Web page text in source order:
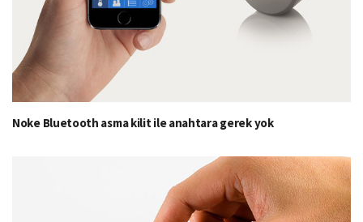
Noke Bluetooth asma kilit ile anahtara gerek yok